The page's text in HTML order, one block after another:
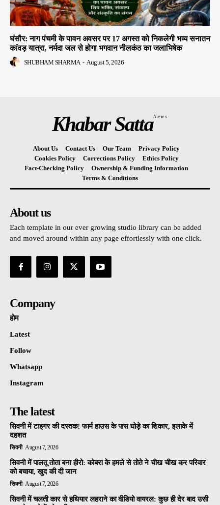
घंसौर: नाग पंचमी के पावन अवसर पर 17 अगस्त को निकलेगी भव्य सनातन
कांवड़ यात्रा, नर्मदा जल से होगा भगवान नीलकंठ का जलाभिषेक
SHUBHAM SHARMA - August 5, 2026
Khabar SattaNews
About Us Contact Us Our Team
Privacy Policy
Cookies Policy
Corrections Policy
Ethics Policy
Fact-Checking Policy
Ownership & Funding Information
Terms & Conditions
About us
Each template in our ever growing studio library can be added
and moved around within any page effortlessly with one click.
Company
होम
Latest
Follow
Whatsapp
Instagram
The latest
सिवनी में टाइगर की दस्तक! फार्म हाउस के पास घोड़े का शिकार, इलाके में
दहशत
सिवनी August 7, 2026
सिवनी में पालतू तोता बना हीरो: कोबरा के हमले से तोते ने चीख चीख कर परिवार
को बचाया, खुद की दी जान
सिवनी August 7, 2026
सिवनी में चलती कार से हथियार लहराने का वीडियो वायरल: कुछ ही देर बाद उसी